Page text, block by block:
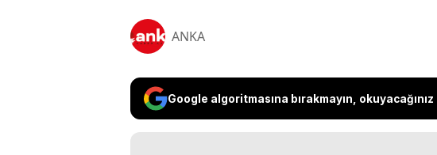
ANKA
Google algoritmasına bırakmayın,